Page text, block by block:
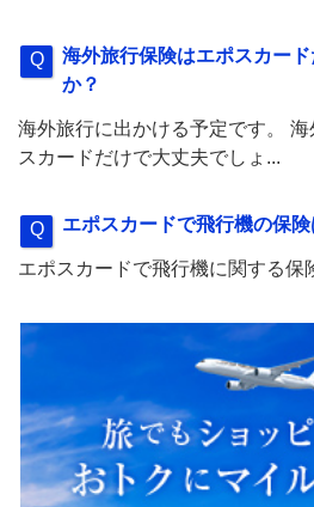
海外旅行保険はエポスカー
か？
海外旅行に出かける予定です。
スカードだけで大丈夫でしょ...
エポスカードで飛行機の保険
エポスカードで飛行機に関する保